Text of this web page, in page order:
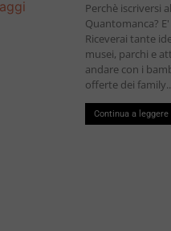
Perchè iscriversi
Quantomanca?
Riceverai tante
musei, parchi e
andare con i
offerte dei
Continua a leggere